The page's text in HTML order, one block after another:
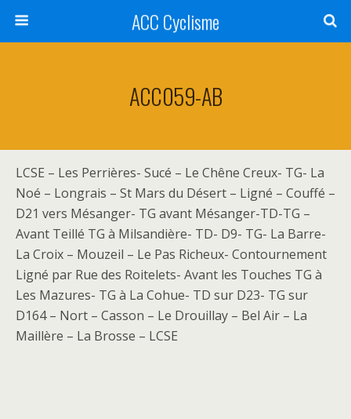
ACC Cyclisme
ACC059-AB
LCSE – Les Perrières- Sucé – Le Chêne Creux- TG- La
Noé – Longrais – St Mars du Désert – Ligné – Couffé –
D21 vers Mésanger- TG avant Mésanger-TD-TG –
Avant Teillé TG à Milsandière- TD- D9- TG- La Barre-
La Croix – Mouzeil – Le Pas Richeux- Contournement
Ligné par Rue des Roitelets- Avant les Touches TG à
Les Mazures- TG à La Cohue- TD sur D23- TG sur
D164 – Nort – Casson – Le Drouillay – Bel Air – La
Maillère – La Brosse – LCSE